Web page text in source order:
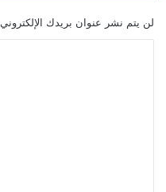
لن يتم نشر عنوان بريدك الإلكتروني.